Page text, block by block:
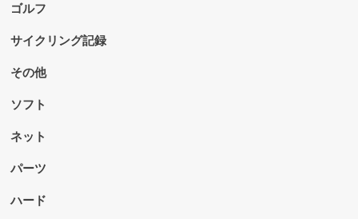
ゴルフ
サイクリング記録
その他
ソフト
ネット
パーツ
ハード